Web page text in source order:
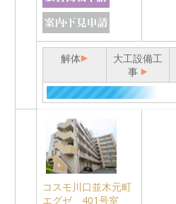
解体
大工設備工
事
コスモ川口並木元町
エグゼ 401号室